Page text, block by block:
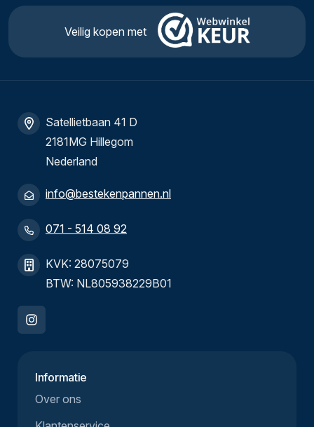
Veilig kopen met
Satellietbaan 41 D
2181MG Hillegom
Nederland
info@bestekenpannen.nl
071 - 514 08 92
KVK: 28075079
BTW: NL805938229B01
Informatie
Over ons